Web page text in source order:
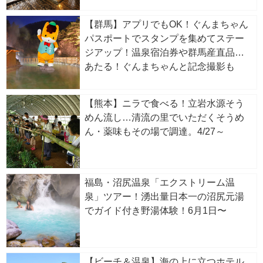
【群馬】アプリでもOK！ぐんまちゃん
パスポートでスタンプを集めてステー
ジアップ！温泉宿泊券や群馬産直品が
あたる！ぐんまちゃんと記念撮影も
【熊本】ニラで食べる！立岩水源そう
めん流し…清流の里でいただくそうめ
ん・薬味もその場で調達。4/27～
福島・沼尻温泉「エクストリーム温
泉」ツアー！湧出量日本一の沼尻元湯
でガイド付き野湯体験！6月1日〜